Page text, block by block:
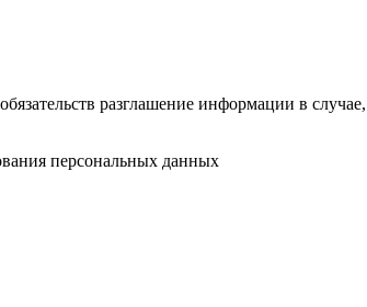
разглашение информации в случае,
персональных данных